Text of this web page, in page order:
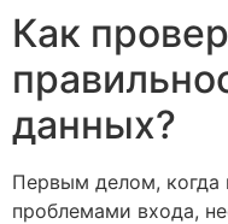
Как
данных?
Первым делом, когда
проблемами входа,